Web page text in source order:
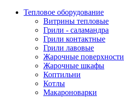
Тепловое оборудование
Витрины тепловые
Грили - саламандра
Грили контактные
Грили лавовые
Жарочные поверхности
Жарочные шкафы
Коптильни
Котлы
Макароноварки